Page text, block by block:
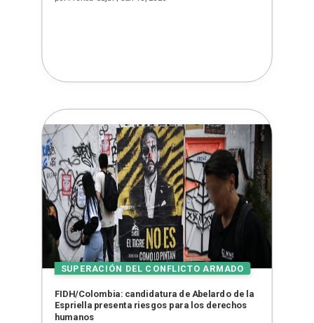
FIDH/Colombia: candidatura de Abelardo de la
Espriella presenta riesgos para los derechos
humanos